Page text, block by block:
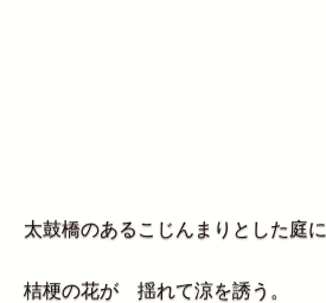
太鼓橋のあるこじんまりとした庭に
桔梗の花が 揺れて涼を誘う。